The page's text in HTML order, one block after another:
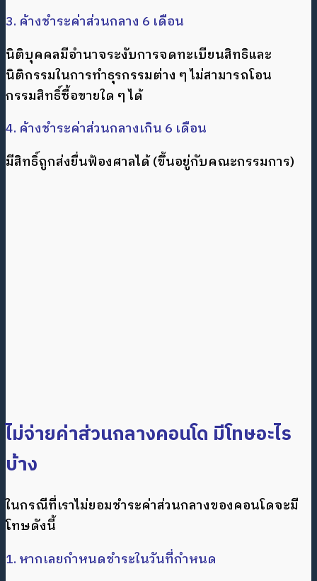
3. ค้างชำระค่าส่วนกลาง 6 เดือน
นิติบุคคลมีอํานาจระงับการจดทะเบียนสิทธิและ
นิติกรรมในการทำธุรกรรมต่าง ๆ ไม่สามารถโอน
กรรมสิทธิ์ซื้อขายใด ๆ ได้
4. ค้างชำระค่าส่วนกลางเกิน 6 เดือน
มีสิทธิ์ถูกส่งยื่นฟ้องศาลได้ (ขึ้นอยู่กับคณะกรรมการ)
ไม่จ่ายค่าส่วนกลางคอนโด มีโทษอะไร
บ้าง
ในกรณีที่เราไม่ยอมชำระค่าส่วนกลางของคอนโดจะมี
โทษดังนี้
1. หากเลยกำหนดชำระในวันที่กำหนด